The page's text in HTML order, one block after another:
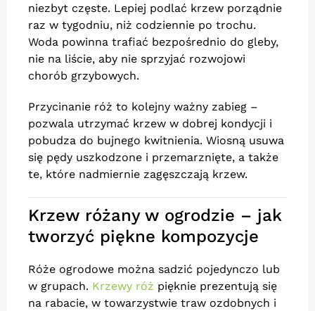
niezbyt częste. Lepiej podlać krzew porządnie
raz w tygodniu, niż codziennie po trochu.
Woda powinna trafiać bezpośrednio do gleby,
nie na liście, aby nie sprzyjać rozwojowi
chorób grzybowych.
Przycinanie róż to kolejny ważny zabieg –
pozwala utrzymać krzew w dobrej kondycji i
pobudza do bujnego kwitnienia. Wiosną usuwa
się pędy uszkodzone i przemarznięte, a także
te, które nadmiernie zagęszczają krzew.
Krzew różany w ogrodzie – jak
tworzyć piękne kompozycje
Róże ogrodowe można sadzić pojedynczo lub
w grupach. Krzewy róż pięknie prezentują się
na rabacie, w towarzystwie traw ozdobnych i